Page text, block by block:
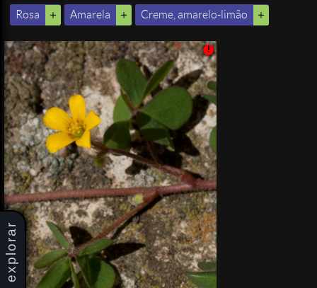
explorar
Rosa
Amarela Creme, amarelo-limão
!